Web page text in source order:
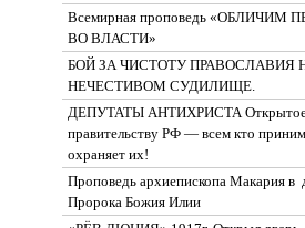
Всемирная проповедь «ОБЛИЧИМ
ВО ВЛАСТИ»
БОЙ ЗА ЧИСТОТУ ПРАВОСЛАВИЯ
НЕЧЕСТИВОМ СУДИЛИЩЕ.
ДЕПУТАТЫ АНТИХРИСТА Открытое
правительству РФ — всем кто
охраняет их!
Проповедь архиепископа Макария в
Пророка Божия Илии